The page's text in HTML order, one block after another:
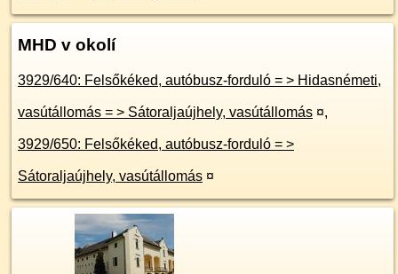
MHD v okolí
3929/640: Felsőkéked, autóbusz-forduló = > Hidasnémeti,
vasútállomás = > Sátoraljaújhely, vasútállomás ¤,
3929/650: Felsőkéked, autóbusz-forduló = >
Sátoraljaújhely, vasútállomás ¤